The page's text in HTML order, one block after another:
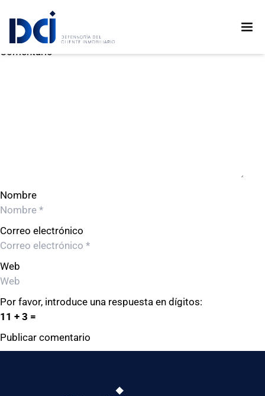
Pacific Offices SAC
Deja un comentario
Comentario
Nombre
Correo electrónico
Web
Por favor, introduce una respuesta en dígitos:
11 + 3 =